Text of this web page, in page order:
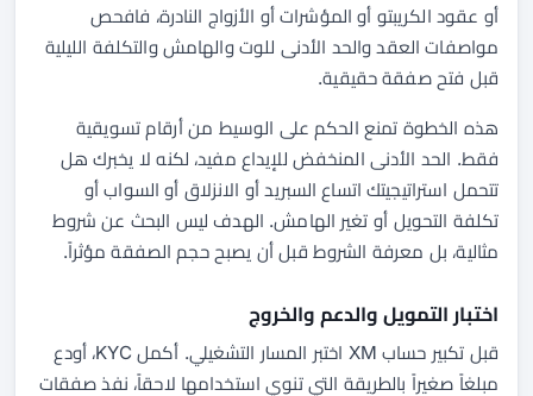
أو عقود الكريبتو أو المؤشرات أو الأزواج النادرة، فافحص
مواصفات العقد والحد الأدنى للوت والهامش والتكلفة الليلية
قبل فتح صفقة حقيقية.
هذه الخطوة تمنع الحكم على الوسيط من أرقام تسويقية
فقط. الحد الأدنى المنخفض للإيداع مفيد، لكنه لا يخبرك هل
تتحمل استراتيجيتك اتساع السبريد أو الانزلاق أو السواب أو
تكلفة التحويل أو تغير الهامش. الهدف ليس البحث عن شروط
مثالية، بل معرفة الشروط قبل أن يصبح حجم الصفقة مؤثراً.
اختبار التمويل والدعم والخروج
قبل تكبير حساب XM اختبر المسار التشغيلي. أكمل KYC، أودع
مبلغاً صغيراً بالطريقة التي تنوي استخدامها لاحقاً، نفذ صفقات